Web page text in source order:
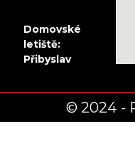
Domovské
letiště:
Přibyslav
© 2024 -